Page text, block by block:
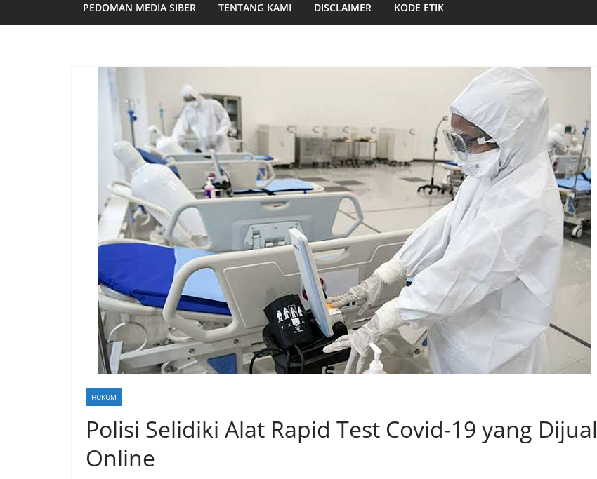
PEDOMAN MEDIA SIBER TENTANG KAMI DISCLAIMER KODE ETIK
HUKUM
Polisi Selidiki Alat Rapid Test Covid-19 yang Dijual
Online